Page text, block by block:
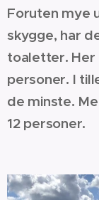
Foruten mye
skygge, har
toaletter.
personer. I
de minste.
12 personer.